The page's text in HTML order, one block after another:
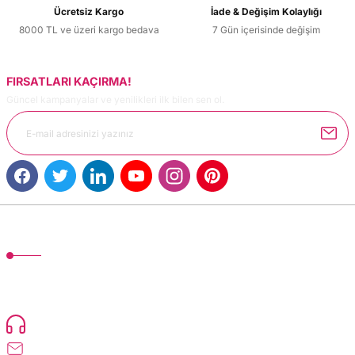
Ücretsiz Kargo
8000 TL ve üzeri kargo bedava
İade & Değişim Kolaylığı
7 Gün içerisinde değişim
FIRSATLARI KAÇIRMA!